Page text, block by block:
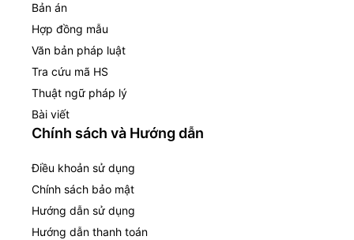
Bản án
Hợp đồng mẫu
Văn bản pháp luật
Tra cứu mã HS
Thuật ngữ pháp lý
Bài viết
Chính sách và Hướng dẫn
Điều khoản sử dụng
Chính sách bảo mật
Hướng dẫn sử dụng
Hướng dẫn thanh toán